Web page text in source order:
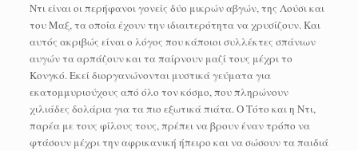
Ντι είναι οι περήφανοι γονείς δύο μικρών αβγών, της Λούσι και
του Μαξ, τα οποία έχουν την ιδιαιτερότητα να χρυσίζουν. Και
αυτός ακριβώς είναι ο λόγος που κάποιοι συλλέκτες σπάνιων
αυγών τα αρπάζουν και τα παίρνουν μαζί τους μέχρι το
Κονγκό. Εκεί διοργανώνονται μυστικά γεύματα για
εκατομμυριούχους από όλο τον κόσμο, που πληρώνουν
χιλιάδες δολάρια για τα πιο εξωτικά πιάτα. Ο Τότο και η Ντι,
παρέα με τους φίλους τους, πρέπει να βρουν έναν τρόπο να
φτάσουν μέχρι την αφρικανική ήπειρο και να σώσουν τα παιδιά